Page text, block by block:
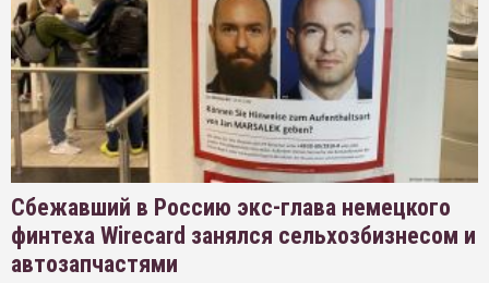
Сбежавший в Россию экс-глава немецкого
финтеха Wirecard занялся сельхозбизнесом и
автозапчастями